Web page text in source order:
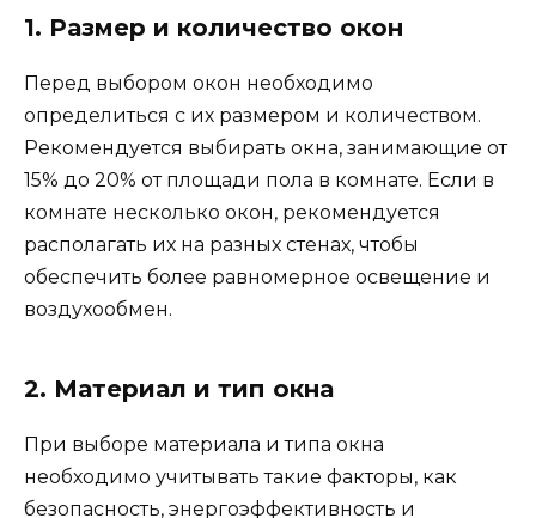
1. Размер и количество окон
Перед выбором окон необходимо
определиться с их размером и количеством.
Рекомендуется выбирать окна, занимающие от
15% до 20% от площади пола в комнате. Если в
комнате несколько окон, рекомендуется
располагать их на разных стенах, чтобы
обеспечить более равномерное освещение и
воздухообмен.
2. Материал и тип окна
При выборе материала и типа окна
необходимо учитывать такие факторы, как
безопасность, энергоэффективность и